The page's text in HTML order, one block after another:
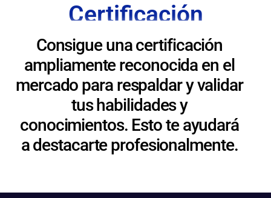
Certificación
Consigue una certificación
ampliamente reconocida en el
mercado para respaldar y validar
tus habilidades y
conocimientos. Esto te ayudará
a destacarte profesionalmente.